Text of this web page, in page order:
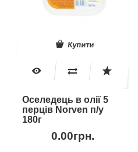
Купити
Оселедець в олії 5
перців Norven п/у
180г
0.00грн.